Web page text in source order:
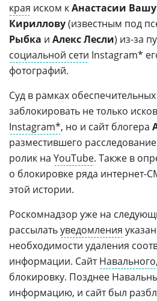
края иском кАнастасии
Кириллову(известным под
Рыбка и Алекс Лесли) из-за
социальной сети Instagram*
фотографий.
Суд в рамках
заблокировать не только
Instagram*, но и сайт блогера
разместившего
ролик на YouTube. Также в
о блокировке ряда интернет-
этой истории.
Роскомнадзор уже на
рассылатьуведомления
необходимости удаления
информации. СайтНавального
блокировку. Позднее
информацию, и сайт был